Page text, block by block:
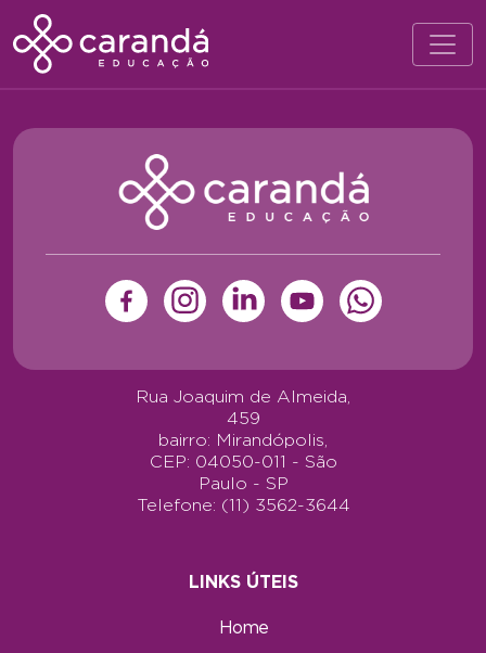
Rua Joaquim de Almeida,
459
bairro: Mirandópolis,
CEP: 04050-011 - São
Paulo - SP
Telefone: (11) 3562-3644
LINKS ÚTEIS
Home